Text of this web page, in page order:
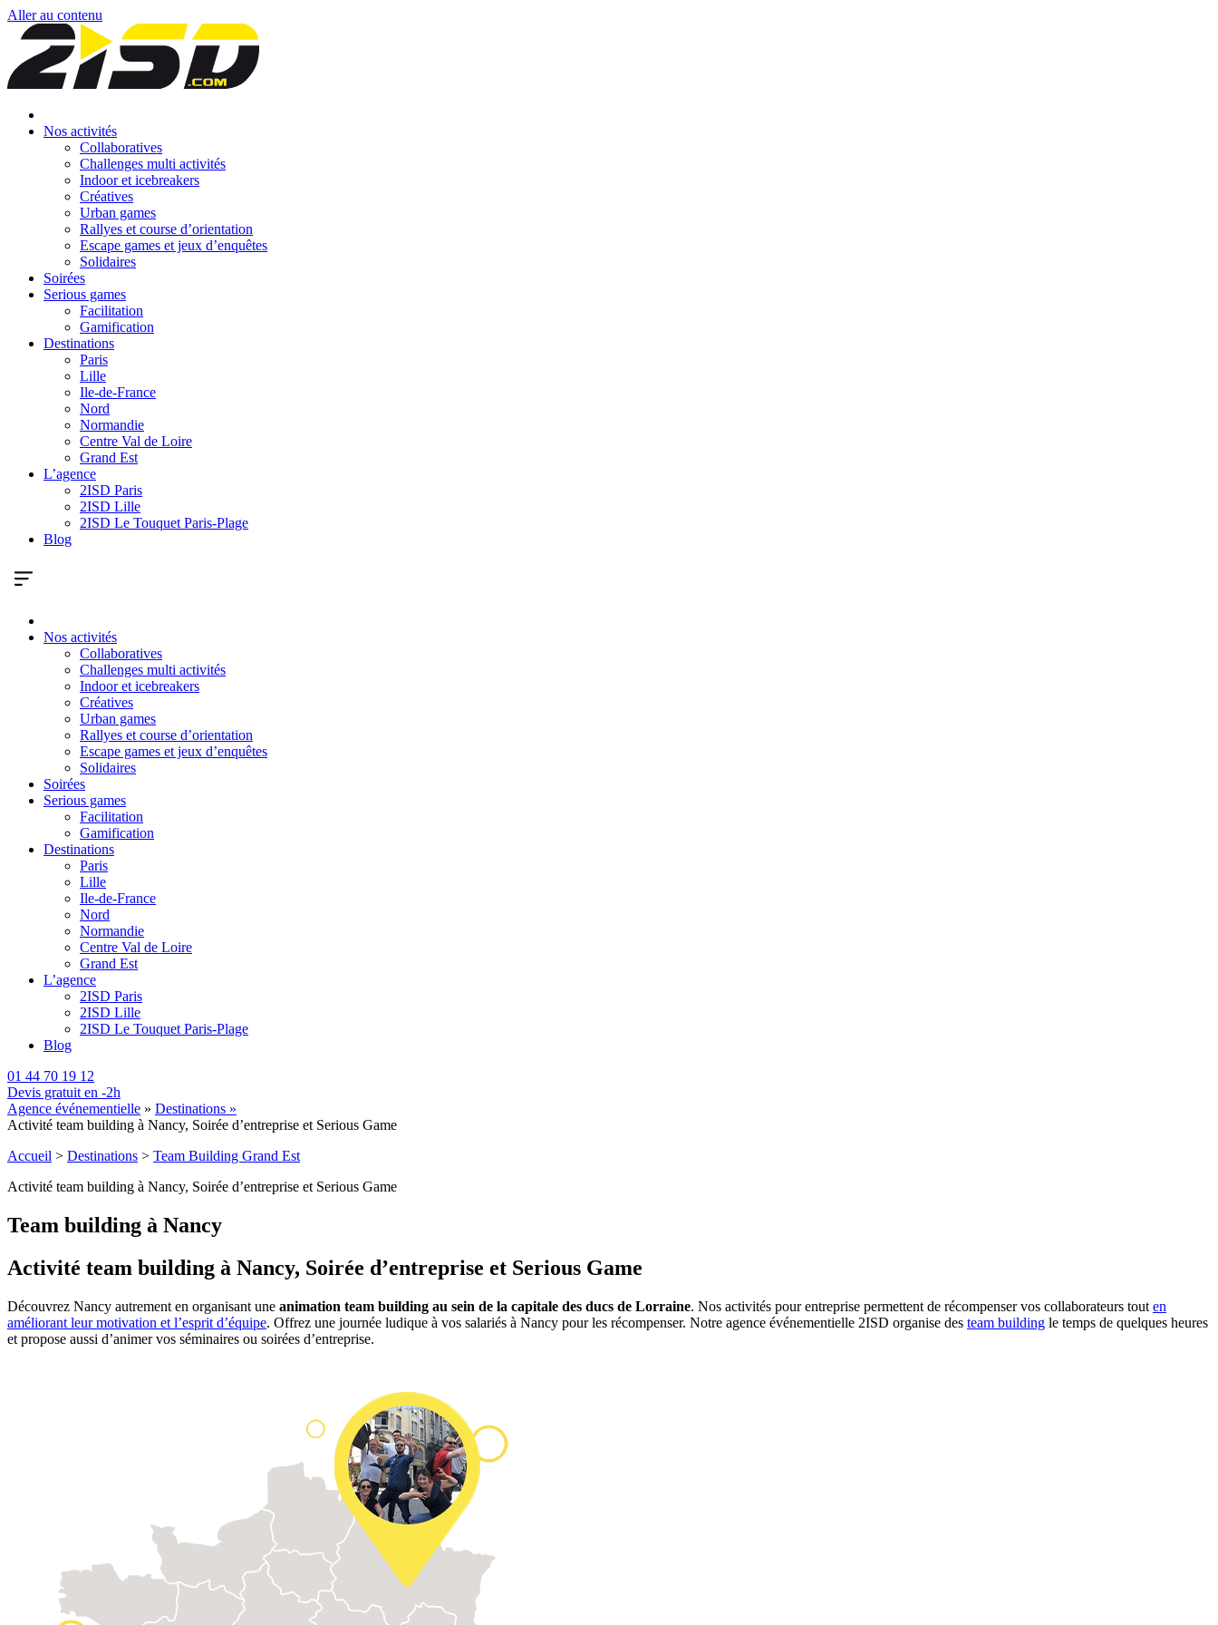
Aller au contenu
Nos activités
Collaboratives
Challenges multi activités
Indoor et icebreakers
Créatives
Urban games
Rallyes et course d’orientation
Escape games et jeux d’enquêtes
Solidaires
Soirées
Serious games
Facilitation
Gamification
Destinations
Paris
Lille
Ile-de-France
Nord
Normandie
Centre Val de Loire
Grand Est
L’agence
2ISD Paris
2ISD Lille
2ISD Le Touquet Paris-Plage
Blog
Nos activités
Collaboratives
Challenges multi activités
Indoor et icebreakers
Créatives
Urban games
Rallyes et course d’orientation
Escape games et jeux d’enquêtes
Solidaires
Soirées
Serious games
Facilitation
Gamification
Destinations
Paris
Lille
Ile-de-France
Nord
Normandie
Centre Val de Loire
Grand Est
L’agence
2ISD Paris
2ISD Lille
2ISD Le Touquet Paris-Plage
Blog
01 44 70 19 12
Devis gratuit en -2h
Agence événementielle » Destinations »
Activité team building à Nancy, Soirée d’entreprise et Serious Game
Accueil > Destinations > Team Building Grand Est
Activité team building à Nancy, Soirée d’entreprise et Serious Game
Team building à Nancy
Activité team building à Nancy, Soirée d’entreprise et Serious Game
Découvrez Nancy autrement en organisant une animation team building au sein de la capitale des ducs de Lorraine. Nos activités pour entreprise permettent de récompenser vos collaborateurs tout en
améliorant leur motivation et l’esprit d’équipe. Offrez une journée ludique à vos salariés à Nancy pour les récompenser. Notre agence événementielle 2ISD organise des team building le temps de quelques heures
et propose aussi d’animer vos séminaires ou soirées d’entreprise.